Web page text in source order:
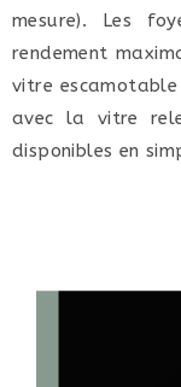
mesure). Les
rendement
vitre
avec la vitre
disponibles en